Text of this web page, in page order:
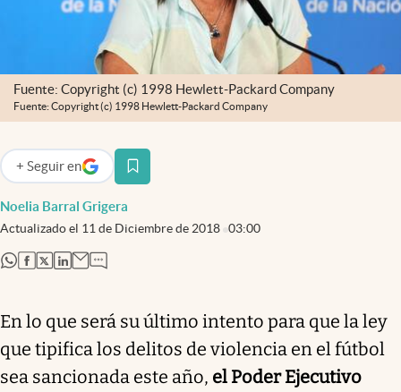
Eventos Corporativos
El Cronista Studio
Mediakit
abre en nueva pestaña
Argentina
Fuente: Copyright (c) 1998 Hewlett-Packard Company
Fuente: Copyright (c) 1998 Hewlett-Packard Company
Noelia Barral Grigera
Actualizado el 11 de Diciembre de 2018 03:00
+ Seguir en
abre en nueva pestaña
abre en nueva pestaña
abre en nueva pestaña
abre en nueva pestaña
abre en nueva pestaña
En lo que será su último intento para que la ley
que tipifica los delitos de violencia en el fútbol
sea sancionada este año, el Poder Ejecutivo